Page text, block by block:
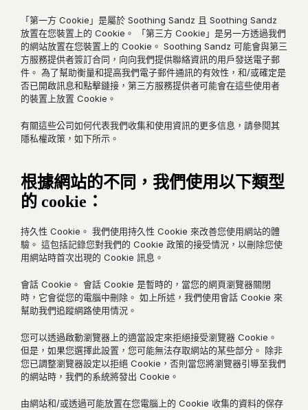
「第一方 Cookie」是屬於 Soothing Sandz 且 Soothing Sandz
放置在您裝置上的 Cookie。 「第三方 Cookie」是另一方透過我們
的網站放置在您裝置上的 Cookie。 Soothing Sandz 可能會與第三
方服務提供者簽訂合同，向向我們提供聯絡資訊的用戶發送電子郵
件。 為了幫助衡量和提高我們電子郵件通訊的有效性，和/或確定是
否已開啟訊息和點擊鏈接，第三方服務提供者可能會在這些使用者
的裝置上放置 Cookie。
有關這些公司如何代表我們收集和使用資訊的更多信息，請參閱其
隱私權政策，如下所示。
根據網站的不同，我們使用以下類型
的 cookie：
持久性 Cookie。 我們使用持久性 Cookie 來改善您使用網站的體
驗。 這包括記錄您對我們的 Cookie 政策的接受情況，以刪除您使
用網站時首次出現的 Cookie 訊息。
會話 Cookie。 會話 Cookie 是暫時的，當您的網頁瀏覽器關閉
時，它會從您的電腦中刪除。 如上所述，我們使用會話 Cookie 來
幫助我們追蹤網路使用情況。
您可以透過啟動瀏覽器上的適當設定來拒絕接受瀏覽器 Cookie。
但是，如果您選擇此設置，您可能無法存取網站的某些部分。 除非
您已調整瀏覽器設定以拒絕 Cookie，否則當您將瀏覽器引導至我們
的網站時，我們的系統將發出 Cookie。
由網站和/或透過可能放置在您電腦上的 Cookie 收集的資料的保存